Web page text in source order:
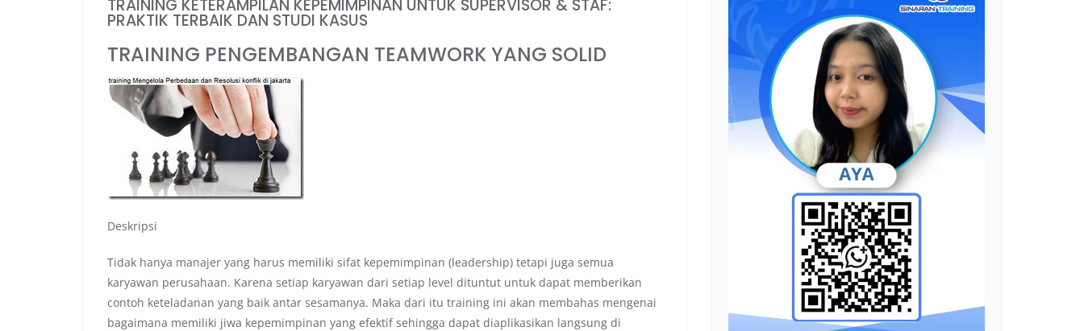
TRAINING KETERAMPILAN KEPEMIMPINAN UNTUK SUPERVISOR & STAF:
PRAKTIK TERBAIK DAN STUDI KASUS
TRAINING PENGEMBANGAN TEAMWORK YANG SOLID
Deskripsi
Tidak hanya manajer yang harus memiliki sifat kepemimpinan (leadership) tetapi juga semua
karyawan perusahaan. Karena setiap karyawan dari setiap level dituntut untuk dapat memberikan
contoh keteladanan yang baik antar sesamanya. Maka dari itu training ini akan membahas mengenai
bagaimana memiliki jiwa kepemimpinan yang efektif sehingga dapat diaplikasikan langsung di